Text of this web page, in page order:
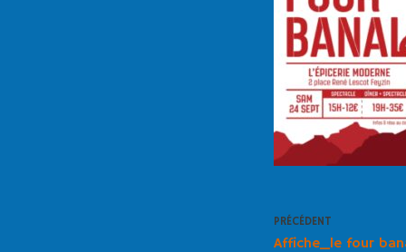
PRÉCÉDENT
Affiche_le four